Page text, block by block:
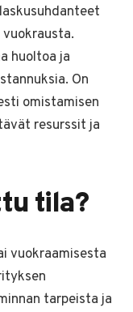
huoltoa ja
On
omistamisen
resurssit ja
tila?
vuokraamisesta
tarpeista ja